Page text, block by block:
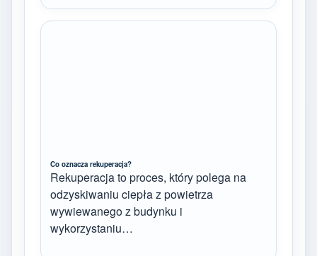
Co oznacza rekuperacja?
Rekuperacja to proces, który polega na
odzyskiwaniu ciepła z powietrza
wywiewanego z budynku i
wykorzystaniu…